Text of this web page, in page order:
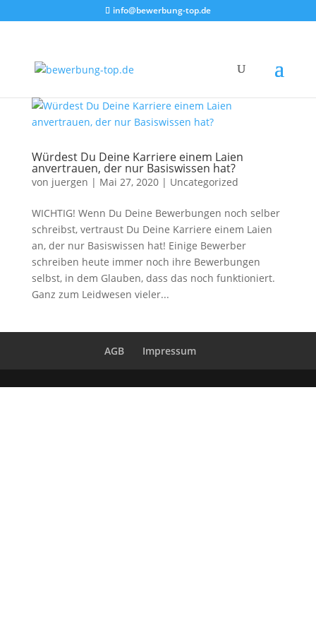
info@bewerbung-top.de
Würdest Du Deine Karriere einem Laien
anvertrauen, der nur Basiswissen hat?
von juergen | Mai 27, 2020| Uncategorized
WICHTIG! Wenn Du Deine Bewerbungen noch selber
schreibst, vertraust Du Deine Karriere einem Laien
an, der nur Basiswissen hat! Einige Bewerber
schreiben heute immer noch ihre Bewerbungen
selbst, in dem Glauben, dass das noch funktioniert.
Ganz zum Leidwesen vieler...
AGB Impressum